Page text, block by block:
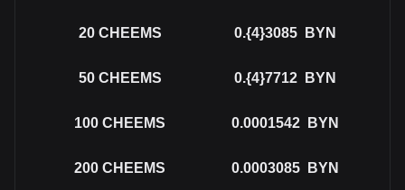
20 CHEEMS 0.{4}3085 BYN
50 CHEEMS 0.{4}7712 BYN
100 CHEEMS 0.0001542 BYN
200 CHEEMS 0.0003085 BYN